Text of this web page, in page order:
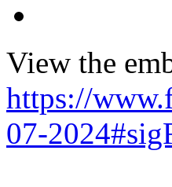
View the
https://
07-